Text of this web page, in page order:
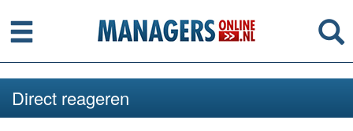
Menu
Direct reageren